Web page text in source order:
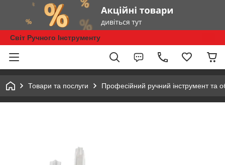
Світ Ручного Інструменту
Товари та послуги Професійний ручний інструмент та